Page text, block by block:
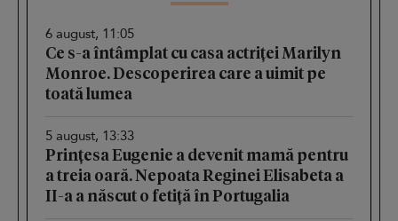
6 august, 11:05
Ce s-a întâmplat cu casa actriței Marilyn
Monroe. Descoperirea care a uimit pe
toată lumea
5 august, 13:33
Prințesa Eugenie a devenit mamă pentru
a treia oară. Nepoata Reginei Elisabeta a
II-a a născut o fetiță în Portugalia